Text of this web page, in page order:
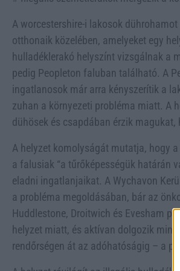
A worcestershire-i lakosok
otthonaik közelében, amelyeket egy
hulladéklerakó helyszínt vizsgálnak a
pedig Peopleton faluban található. A
ingatlanosok már arra kényszerítik a
zuhan a környezeti probléma miatt. A
dühösek és csapdában érzik
A helyzet komolyságát mutatja, hogy
a falusiak “a tűrőképességük határán
eladni ingatlanjaikat. A Wychavon
a probléma megoldásában, bár az
Huddlestone, Droitwich és Evesham
helyzet miatt, és aktívan dolgozik
rendőrségen át az adóhatóságig – a